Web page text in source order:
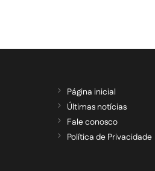
Página inicial
Últimas notícias
Fale conosco
Política de Privacidade